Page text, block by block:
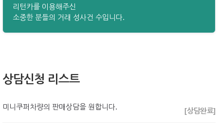
리턴카를 이용해주신
소중한 분들의 거래 성사건 수입니다.
상담신청 리스트
미니쿠퍼차량의 판매상담을 원합니다. [상담완료]